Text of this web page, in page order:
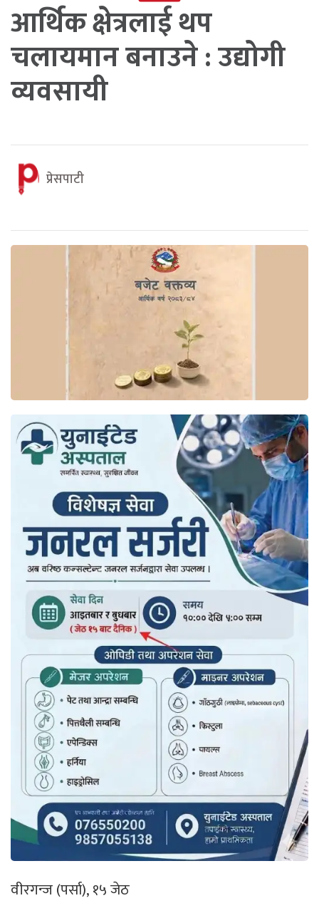
आर्थिक क्षेत्रलाई थप
चलायमान बनाउने : उद्योगी
व्यवसायी
प्रेसपाटी
वीरगन्ज (पर्सा), १५ जेठ